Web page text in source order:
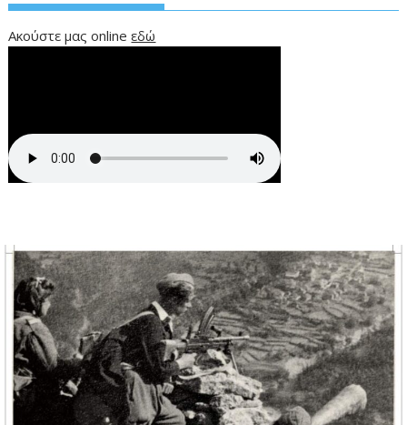
Ακούστε μας onlineεδώ